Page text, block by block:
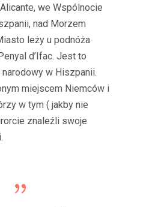
we Wspólnocie
nad Morzem
leży u podnóża
d’Ifac. Jest to
w Hiszpanii.
miejscem Niemców i
w tym ( jakby nie
znaleźli swoje